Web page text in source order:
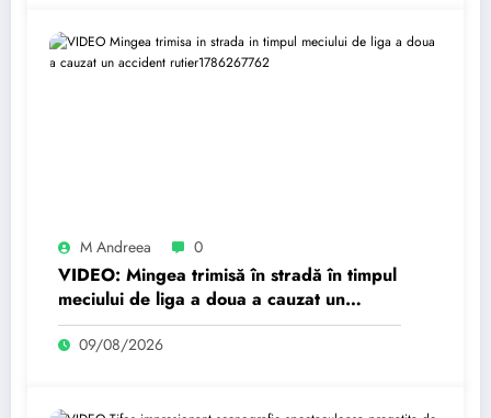
M Andreea 0
VIDEO: Mingea trimisă în stradă în timpul
meciului de liga a doua a cauzat un
accident rutier
09/08/2026